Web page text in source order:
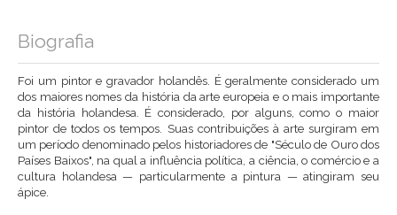
Biografia
Foi um pintor e gravador holandês. É geralmente considerado um
dos maiores nomes da história da arte europeia e o mais importante
da história holandesa. É considerado, por alguns, como o maior
pintor de todos os tempos. Suas contribuições à arte surgiram em
um período denominado pelos historiadores de "Século de Ouro dos
Países Baixos", na qual a influência política, a ciência, o comércio e a
cultura holandesa — particularmente a pintura — atingiram seu
ápice.